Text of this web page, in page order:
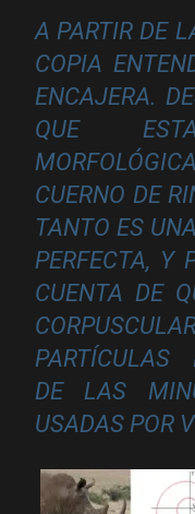
A PARTIR DE
COPIA
ENCAJERA.
QUE
CUERNO DE
TANTO ES
PERFECTA, Y
CUENTA DE
PARTÍCULAS
DE LAS
USADAS POR